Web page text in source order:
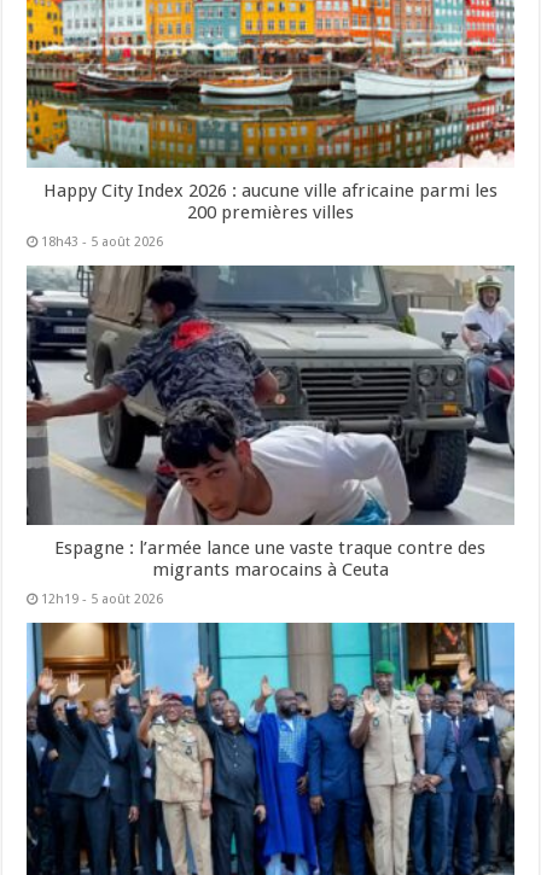
Happy City Index 2026 : aucune ville africaine parmi les
200 premières villes
18h43 - 5 août 2026
Espagne : l’armée lance une vaste traque contre des
migrants marocains à Ceuta
12h19 - 5 août 2026